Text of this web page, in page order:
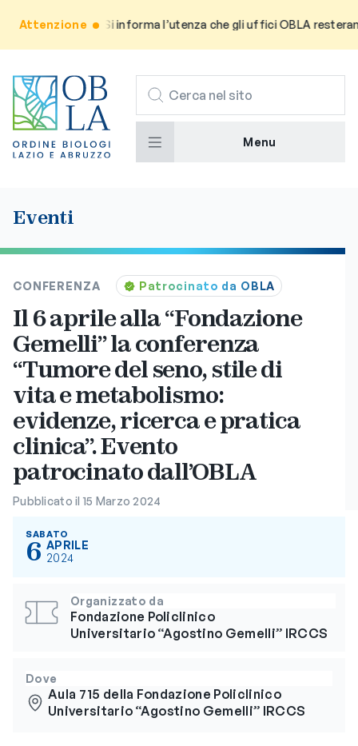
Attenzione
Avviso: Si informa l’utenza che gli uffici OBLA resteranno
CERCA
Menu
Eventi
CONFERENZA Patrocinato da OBLA
Il 6 aprile alla “Fondazione
Gemelli” la conferenza
“Tumore del seno, stile di
vita e metabolismo:
evidenze, ricerca e pratica
clinica”. Evento
patrocinato dall’OBLA
Pubblicato il 15 Marzo 2024
SABATO
6 APRILE
2024
Organizzato da
Fondazione Policlinico
Universitario “Agostino Gemelli” IRCCS
Dove
Aula 715 della Fondazione Policlinico
Universitario “Agostino Gemelli” IRCCS